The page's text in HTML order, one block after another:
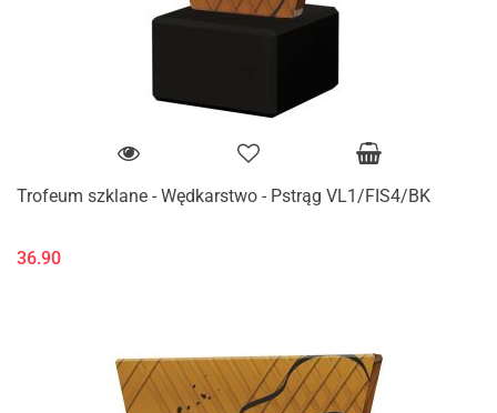
Trofeum szklane - Wędkarstwo - Pstrąg VL1/FIS4/BK
36.90